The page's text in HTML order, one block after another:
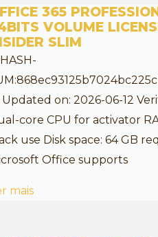
365
VOLUME
SLIM
Updated on: 2026-06-12
core CPU for activator
use Disk space: 64 GB
Office supports
mais